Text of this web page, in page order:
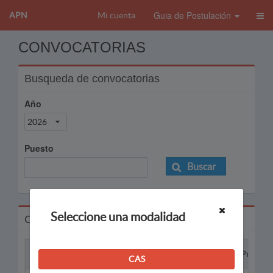
APN Mi cuenta Guia de Postulación
CONVOCATORIAS
Busqueda de convocatorias
Año
2026
Puesto
Buscar
Convocatorias
Puesto
Seleccione una modalidad
CAS